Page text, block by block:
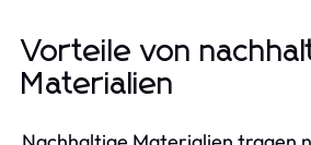
Vorteile von
Materialien